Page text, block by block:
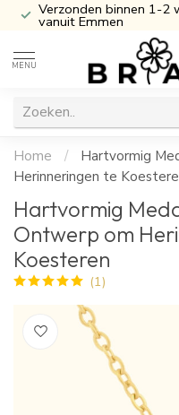
Verzonden binnen 1-2
vanuit Emmen
MENU
Home /
Hartvormig
Herinneringen te
Hartvormig
Ontwerp om
Koesteren
(1)